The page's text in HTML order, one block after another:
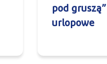
pod
urlopowe